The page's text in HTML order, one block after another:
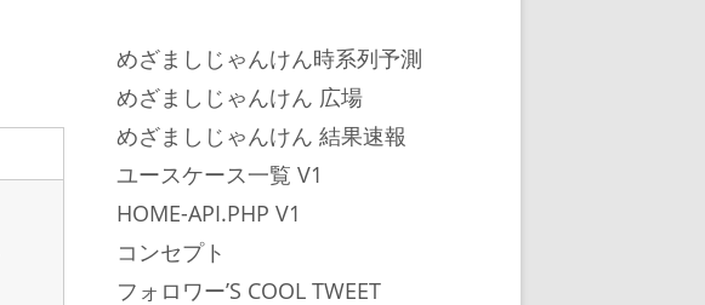
めざましじゃんけん時系列予測
めざましじゃんけん 広場
めざましじゃんけん 結果速報
ユースケース一覧 V1
HOME-API.PHP V1
コンセプト
フォロワー’S COOL TWEET